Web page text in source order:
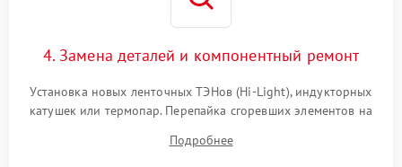
4. Замена деталей и компонентный ремонт
Установка новых ленточных ТЭНов (Hi-Light), индукторных
катушек или термопар. Перепайка сгоревших элементов на
дорожек. Очистка контактов и замена поврежденной
Подробнее